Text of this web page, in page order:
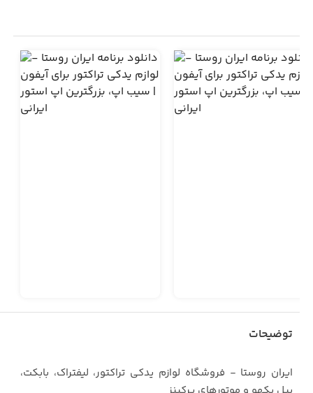
توضیحات
ایران روستا - فروشگاه لوازم یدکی تراکتور، لیفتراک، بابکت،